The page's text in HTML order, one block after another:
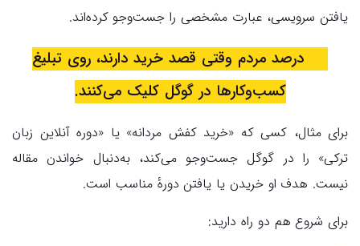
یافتن سرویسی، عبارت مشخصی را جست‌وجو کرده‌اند.
۶۵ درصد مردم وقتی قصد خرید دارند، روی تبلیغ
کسب‌وکارها در گوگل کلیک می‌کنند.
برای مثال، کسی که «خرید کفش مردانه» یا «دوره آنلاین زبان
ترکی» را در گوگل جست‌وجو می‌کند، به‌دنبال خواندن مقاله
نیست. هدف او خریدن یا یافتن دورهٔ مناسب است.
برای شروع هم دو راه دارید: